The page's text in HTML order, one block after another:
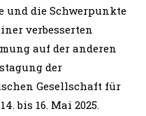
und die Schwerpunkte
verbesserten
auf der anderen
der
Gesellschaft für
bis 16. Mai 2025.